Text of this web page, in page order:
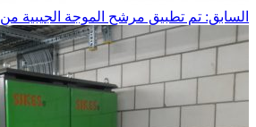
السابق: تم تطبيق مرشح الموجة الجيبية من Sikes لمشروع الترام مرة أخرى.